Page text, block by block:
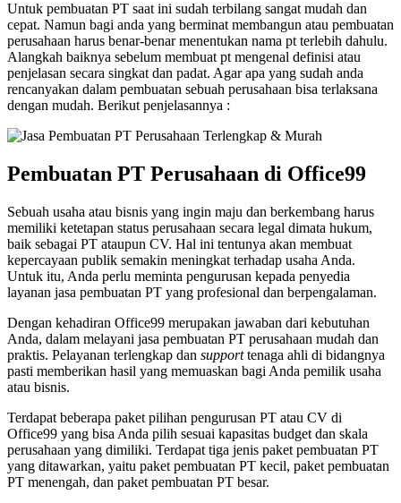
Untuk pembuatan PT saat ini sudah terbilang sangat mudah dan
cepat. Namun bagi anda yang berminat membangun atau pembuatan
perusahaan harus benar-benar menentukan nama pt terlebih dahulu.
Alangkah baiknya sebelum membuat pt mengenal definisi atau
penjelasan secara singkat dan padat. Agar apa yang sudah anda
rencanyakan dalam pembuatan sebuah perusahaan bisa terlaksana
dengan mudah. Berikut penjelasannya :
Pembuatan PT Perusahaan di Office99
Sebuah usaha atau bisnis yang ingin maju dan berkembang harus
memiliki ketetapan status perusahaan secara legal dimata hukum,
baik sebagai PT ataupun CV. Hal ini tentunya akan membuat
kepercayaan publik semakin meningkat terhadap usaha Anda.
Untuk itu, Anda perlu meminta pengurusan kepada penyedia
layanan jasa pembuatan PT yang profesional dan berpengalaman.
Dengan kehadiran Office99 merupakan jawaban dari kebutuhan
Anda, dalam melayani jasa pembuatan PT perusahaan mudah dan
praktis. Pelayanan terlengkap dan supporttenaga ahli di bidangnya
pasti memberikan hasil yang memuaskan bagi Anda pemilik usaha
atau bisnis.
Terdapat beberapa paket pilihan pengurusan PT atau CV di
Office99 yang bisa Anda pilih sesuai kapasitas budget dan skala
perusahaan yang dimiliki. Terdapat tiga jenis paket pembuatan PT
yang ditawarkan, yaitu paket pembuatan PT kecil, paket pembuatan
PT menengah, dan paket pembuatan PT besar.